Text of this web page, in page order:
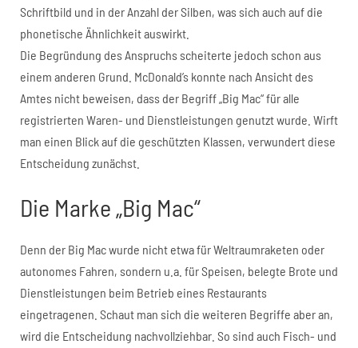
Schriftbild und in der Anzahl der Silben, was sich auch auf die
phonetische Ähnlichkeit auswirkt.
Die Begründung des Anspruchs scheiterte jedoch schon aus
einem anderen Grund. McDonald’s konnte nach Ansicht des
Amtes nicht beweisen, dass der Begriff „Big Mac“ für alle
registrierten Waren- und Dienstleistungen genutzt wurde. Wirft
man einen Blick auf die geschützten Klassen, verwundert diese
Entscheidung zunächst.
Die Marke „Big Mac“
Denn der Big Mac wurde nicht etwa für Weltraumraketen oder
autonomes Fahren, sondern u.a. für Speisen, belegte Brote und
Dienstleistungen beim Betrieb eines Restaurants
eingetragenen. Schaut man sich die weiteren Begriffe aber an,
wird die Entscheidung nachvollziehbar. So sind auch Fisch- und